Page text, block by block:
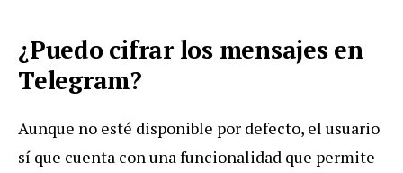
¿Puedo cifrar los mensajes en
Telegram?
Aunque no esté disponible por defecto, el usuario
sí que cuenta con una funcionalidad que permite